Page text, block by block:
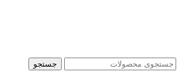
جستجو